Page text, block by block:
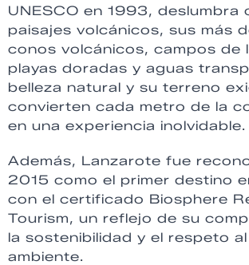
UNESCO en 1993, deslumbra
paisajes volcánicos, sus más
conos volcánicos, campos de
playas doradas y aguas
belleza natural y su terreno
convierten cada metro de la
en una experiencia inolvidable.
Además, Lanzarote fue
2015 como el primer destino
con el certificado Biosphere
Tourism, un reflejo de su
la sostenibilidad y el respeto
ambiente.